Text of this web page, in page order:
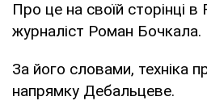
Про це на своїй сторінці
журналіст Роман Бочкала.
За його словами, техніка
напрямку Дебальцеве.